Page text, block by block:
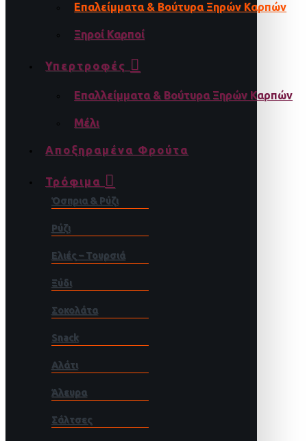
Επαλείμματα & Βούτυρα Ξηρών Καρπών
Ξηροί Καρποί
Υπερτροφές
Επαλλείμματα & Βούτυρα Ξηρών Καρπών
Μέλι
Αποξηραμένα Φρούτα
Τρόφιμα
Όσπρια & Ρύζι
Ρύζι
Ελιές – Τουρσιά
Ξύδι
Σοκολάτα
Snack
Αλάτι
Άλευρα
Σάλτσες